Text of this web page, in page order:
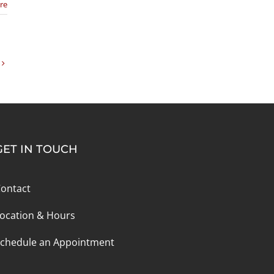
IN TOUCH
& Hours
an Appointment